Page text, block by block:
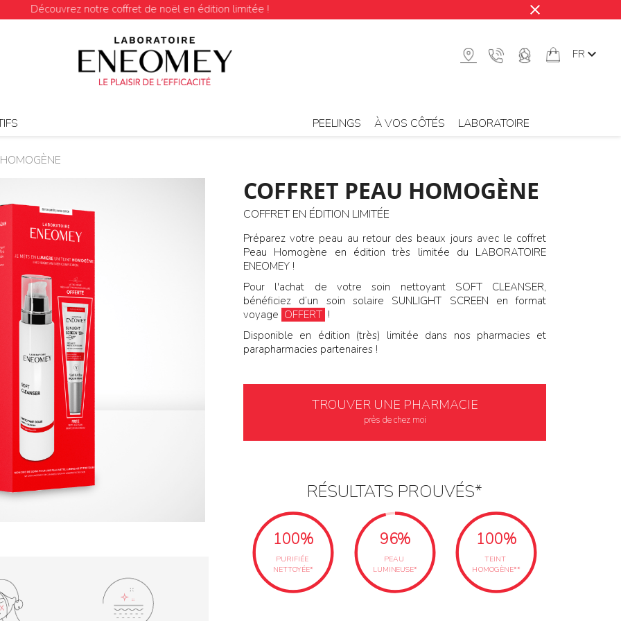
notre coffret de noël en édition limitée ! close
FR
PEELINGS À VOS CÔTÉS LABORATOIRE
COFFRET PEAU HOMOGÈNE
COFFRET EN ÉDITION LIMITÉE
Préparez votre peau au retour des beaux jours avec le coffret
Peau Homogène en édition très limitée du LABORATOIRE
ENEOMEY !
Pour l'achat de votre soin nettoyant SOFT CLEANSER,
bénéficiez d’un soin solaire SUNLIGHT SCREEN en format
voyage OFFERT !
Disponible en édition (très) limitée dans nos pharmacies et
parapharmacies partenaires !
TROUVER UNE PHARMACIE
près de chez moi
RÉSULTATS PROUVÉS*
100%
PURIFIÉE
NETTOYÉE*
96%
PEAU
LUMINEUSE*
100%
TEINT
HOMOGÈNE**